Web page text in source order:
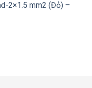
2×1.5 mm2 (Đỏ) –